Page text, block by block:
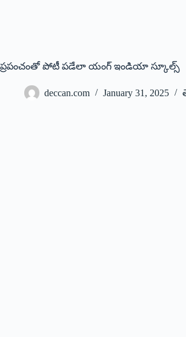
ప్రపంచంతో పోటీ ప‌డేలా యంగ్ ఇండియా స్కూల్స్
deccan.com January 31, 2025